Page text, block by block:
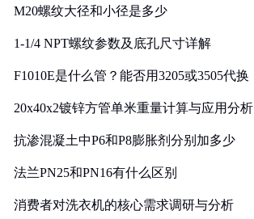
M20螺纹大径和小径是多少
1-1/4 NPT螺纹参数及底孔尺寸详解
F1010E是什么管？能否用3205或3505代换
20x40x2镀锌方管单米重量计算与应用分析
抗渗混凝土中P6和P8膨胀剂分别加多少
法兰PN25和PN16有什么区别
消费者对洗衣机的核心需求调研与分析